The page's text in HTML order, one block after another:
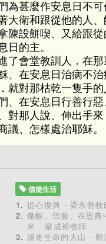
為甚麼作安息日不可
大衛和跟從他的人
設餅喫、又給跟從
日的主。
了會堂教訓人．在那
、在安息日治病不治
就對那枯乾一隻手
、在安息日行善行惡
對那人說、伸出手來
議、怎樣處治耶穌。
信徒生活
從心復興 - 梁永善牧
儆醒、信服、在恩典
來 - 梁成裕牧師
踢走生命的大山 - 顏